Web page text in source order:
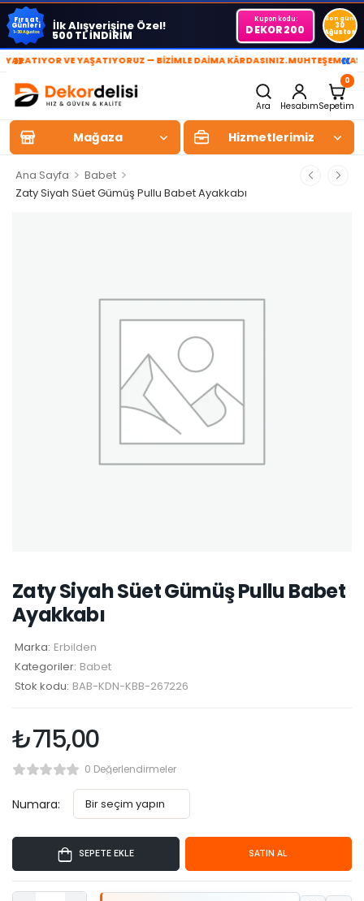
Fırsat
Günleri
1-30 Ağustos İlk Alışverişine Özel!
500 TL İNDİRİM
Kupon kodu:
DEKOR200
Son gün
30
Ağustos
» VE YAŞATIYORUZ — BİZİMLE DAİMA KÂRDASINIZ.MUHTEŞEM «
Ara Hesabım
0
Sepetim
Mağaza Hizmetlerimiz
Ana Sayfa > Babet >
Zaty Siyah Süet Gümüş Pullu Babet Ayakkabı
Zaty Siyah Süet Gümüş Pullu Babet
Ayakkabı
Marka: Erbilden
Kategoriler: Babet
Stok kodu: BAB-KDN-KBB-267226
₺715,00
0 Değerlendirmeler
Numara:
SEPETE EKLE SATIN AL